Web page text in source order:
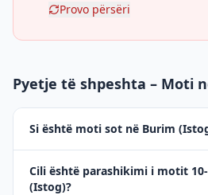
Provo përsëri
Pyetje të shpeshta – Moti
Si është moti sot në Burim
Cili është parashikimi i motit
(Istog)?